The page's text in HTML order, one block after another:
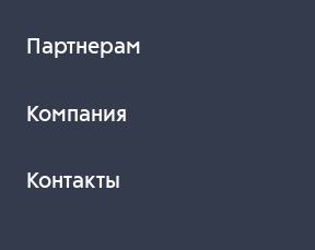
Партнерам
Компания
Контакты